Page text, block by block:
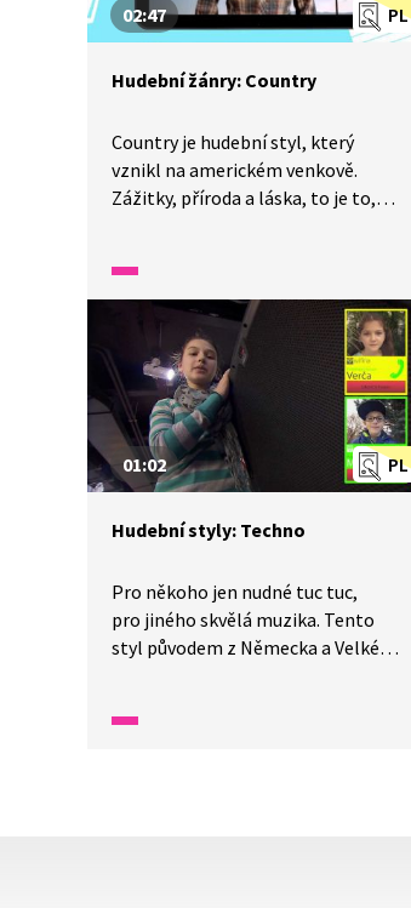
PL
02:47
Hudební žánry: Country
Country je hudební styl, který
vznikl na americkém venkově.
Zážitky, příroda a láska, to je to,
Country se stále vyvíjí, dnes jej
můžeme slyšet i v podání Taylor
Swift, Madonny a dalších. V ukázce
se dozvíš, kdo je králem country
ve světě, ale i u nás v ČR. A jaký je
rozdíl mezi country a folkem?
PL
01:02
Hudební styly: Techno
Pro někoho jen nudné tuc tuc,
pro jiného skvělá muzika. Tento
styl původem z Německa a Velké
dostává do jakéhosi hudebního